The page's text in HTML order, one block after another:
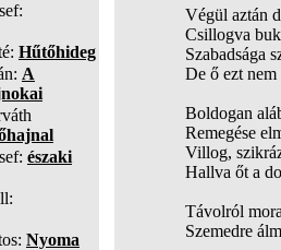
Hűtőhideg
A
északi
Nyoma
Végül aztán
Csillogva
Szabadsága
De ő ezt nem
Boldogan
Remegése
Villog,
Hallva őt a
Távolról
Szemedre